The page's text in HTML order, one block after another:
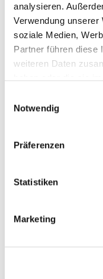
analysieren.
Verwendung
soziale Medien,
Partner führen diese
weiteren Daten
Notwendig
Präferenzen
Statistiken
Marketing